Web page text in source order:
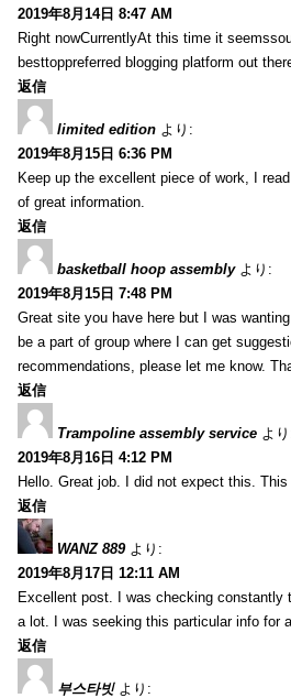
2019年8月14日 8:47 AM
Right nowCurrentlyAt this time it
besttoppreferred blogging platform out
返信
limited edition より:
2019年8月15日 6:36 PM
Keep up the excellent piece of work, I
of great information.
返信
basketball hoop assembly より:
2019年8月15日 7:48 PM
Great site you have here but I was
be a part of group where I can get
recommendations, please let me know.
返信
Trampoline assembly service よ
2019年8月16日 4:12 PM
Hello. Great job. I did not expect this.
返信
WANZ 889 より:
2019年8月17日 12:11 AM
Excellent post. I was checking constantly
a lot. I was seeking this particular info for
返信
부스타빗 より: